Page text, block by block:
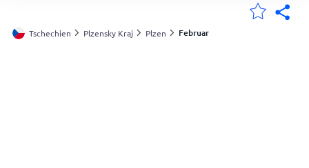
Deutschland
Tschechien Plzensky Kraj Plzen Februar